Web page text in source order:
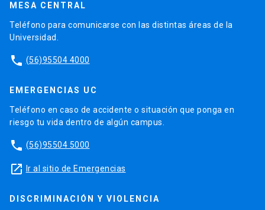
MESA CENTRAL
Teléfono para comunicarse con las distintas áreas de la
Universidad.
phone (56)95504 4000
EMERGENCIAS UC
Teléfono en caso de accidente o situación que ponga en
riesgo tu vida dentro de algún campus.
phone (56)95504 5000
launch Ir al sitio de Emergencias
DISCRIMINACIÓN Y VIOLENCIA